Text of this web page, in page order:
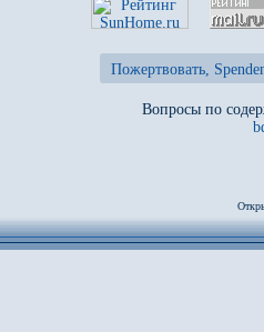
Пожертвовать,
Вопросы по